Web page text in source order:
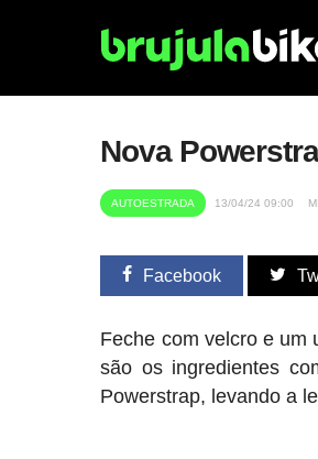
Nova
AUTOESTRADA 13/04/24 09:00
Facebook
Feche com velcro e um
são os ingredientes
Powerstrap, levando a